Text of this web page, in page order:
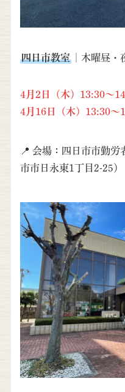
四日市教室｜木曜昼・
4月2日（木）13:30～
4月16日（木）13:30～
📍 会場：四日市市勤労
市市日永東1丁目2-25）